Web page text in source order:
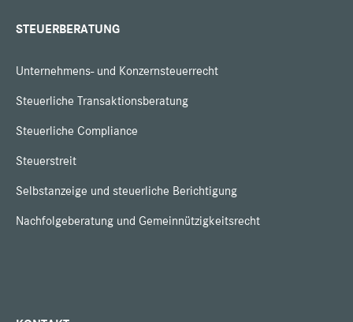
STEUERBERATUNG
Unternehmens- und Konzernsteuerrecht
Steuerliche Transaktionsberatung
Steuerliche Compliance
Steuerstreit
Selbstanzeige und steuerliche Berichtigung
Nachfolgeberatung und Gemeinnützigkeitsrecht